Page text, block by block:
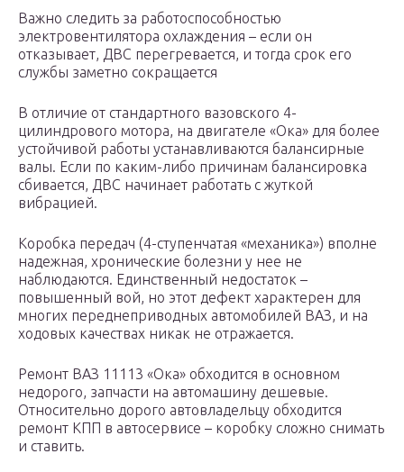
Важно следить за работоспособностью
электровентилятора охлаждения – если он
отказывает, ДВС перегревается, и тогда срок его
службы заметно сокращается
В отличие от стандартного вазовского 4-
цилиндрового мотора, на двигателе «Ока» для более
устойчивой работы устанавливаются балансирные
валы. Если по каким-либо причинам балансировка
сбивается, ДВС начинает работать с жуткой
вибрацией.
Коробка передач (4-ступенчатая «механика») вполне
надежная, хронические болезни у нее не
наблюдаются. Единственный недостаток –
повышенный вой, но этот дефект характерен для
многих переднеприводных автомобилей ВАЗ, и на
ходовых качествах никак не отражается.
Ремонт ВАЗ 11113 «Ока» обходится в основном
недорого, запчасти на автомашину дешевые.
Относительно дорого автовладельцу обходится
ремонт КПП в автосервисе – коробку сложно снимать
и ставить.